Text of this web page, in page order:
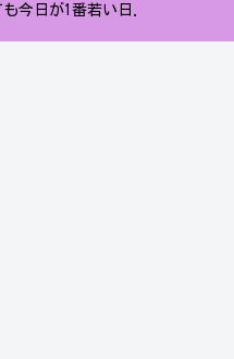
今日が1番若い日.